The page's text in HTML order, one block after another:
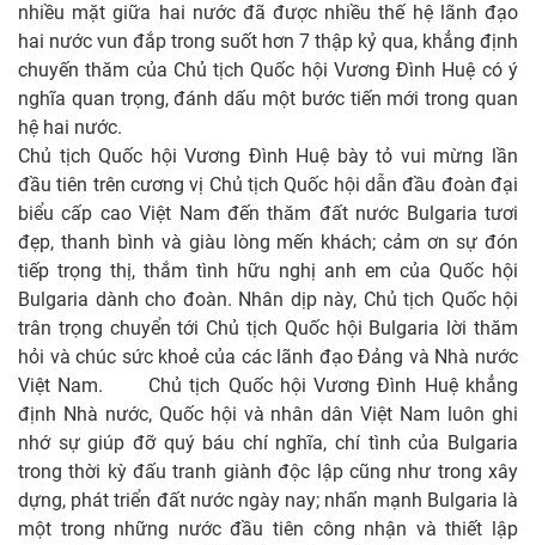
nhiều mặt giữa hai nước đã được nhiều thế hệ lãnh đạo
hai nước vun đắp trong suốt hơn 7 thập kỷ qua, khẳng định
chuyến thăm của Chủ tịch Quốc hội Vương Đình Huệ có ý
nghĩa quan trọng, đánh dấu một bước tiến mới trong quan
hệ hai nước.
Chủ tịch Quốc hội Vương Đình Huệ bày tỏ vui mừng lần
đầu tiên trên cương vị Chủ tịch Quốc hội dẫn đầu đoàn đại
biểu cấp cao Việt Nam đến thăm đất nước Bulgaria tươi
đẹp, thanh bình và giàu lòng mến khách; cảm ơn sự đón
tiếp trọng thị, thắm tình hữu nghị anh em của Quốc hội
Bulgaria dành cho đoàn. Nhân dịp này, Chủ tịch Quốc hội
trân trọng chuyển tới Chủ tịch Quốc hội Bulgaria lời thăm
hỏi và chúc sức khoẻ của các lãnh đạo Đảng và Nhà nước
Việt Nam. Chủ tịch Quốc hội Vương Đình Huệ khẳng
định Nhà nước, Quốc hội và nhân dân Việt Nam luôn ghi
nhớ sự giúp đỡ quý báu chí nghĩa, chí tình của Bulgaria
trong thời kỳ đấu tranh giành độc lập cũng như trong xây
dựng, phát triển đất nước ngày nay; nhấn mạnh Bulgaria là
một trong những nước đầu tiên công nhận và thiết lập